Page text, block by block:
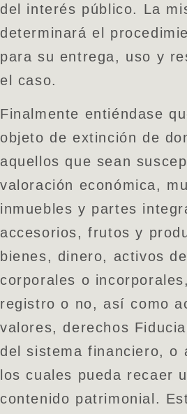
del interés público. La
determinará el
para su entrega, uso y
el caso.
Finalmente entiéndase
objeto de extinción de
aquellos que sean
valoración económica,
inmuebles y partes
accesorios, frutos y
bienes, dinero, activos
corporales o
registro o no, así como
valores, derechos
del sistema financiero, o
los cuales pueda recaer
contenido patrimonial.